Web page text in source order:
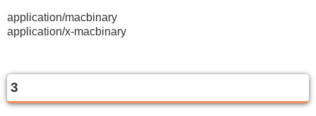
application/macbinary
application/x-macbinary
3